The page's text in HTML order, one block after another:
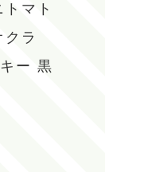
トマト
クラ
ー 黒